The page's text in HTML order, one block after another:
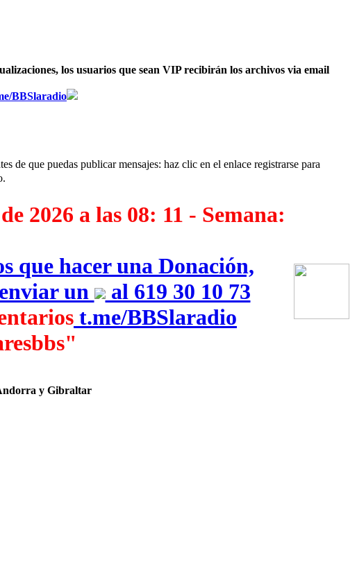
los usuarios que sean VIP recibirán los archivos via email
BBSlaradio
de que puedas publicar mensajes: haz clic en el enlace registrarse para
2026 a las 08: 11 - Semana:
que hacer una Donación,
un
al 619 30 10 73
t.me/BBSlaradio
y Gibraltar